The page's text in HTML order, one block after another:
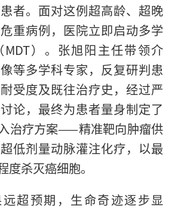
者。面对这例超高龄、超晚
重病例，医院立即启动多学
）。张旭阳主任带领介
等多学科专家，反复研判患
受度及既往治疗史，经过严
论，最终为患者量身制定了
治疗方案——精准靶向肿瘤供
低剂量动脉灌注化疗，以最
度杀灭癌细胞。
超预期，生命奇迹逐步显